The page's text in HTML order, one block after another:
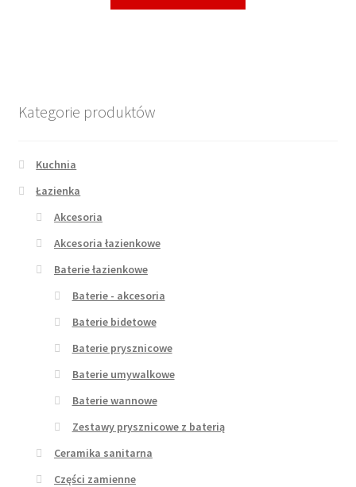
Kategorie produktów
Kuchnia
Łazienka
Akcesoria
Akcesoria łazienkowe
Baterie łazienkowe
Baterie - akcesoria
Baterie bidetowe
Baterie prysznicowe
Baterie umywalkowe
Baterie wannowe
Zestawy prysznicowe z baterią
Ceramika sanitarna
Części zamienne